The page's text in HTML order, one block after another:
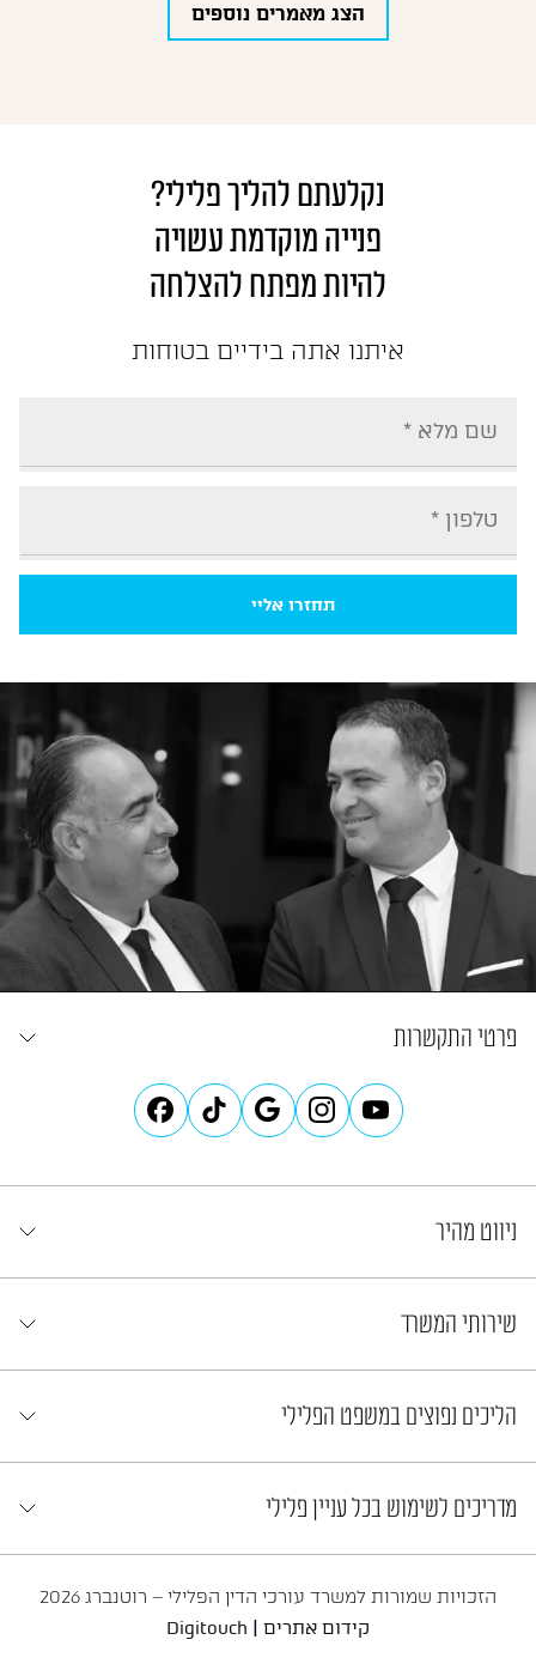
הצג מאמרים נוספים
נקלעתם להליך פלילי?
פנייה מוקדמת עשויה
להיות מפתח להצלחה
איתנו אתה בידיים בטוחות
תחזרו אליי
פרטי התקשרות
ניווט מהיר
שירותי המשרד
הליכים נפוצים במשפט הפלילי
מדריכים לשימוש בכל עניין פלילי
הזכויות שמורות למשרד עורכי הדין הפלילי – רוטנברג 2026
קידום אתרים |
Digitouch